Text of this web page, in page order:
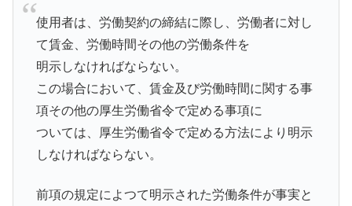
使用者は、労働契約の締結に際し、労働者に対し
て賃金、労働時間その他の労働条件を
明示しなければならない。
この場合において、賃金及び労働時間に関する事
項その他の厚生労働省令で定める事項に
ついては、厚生労働省令で定める方法により明示
しなければならない。
前項の規定によつて明示された労働条件が事実と